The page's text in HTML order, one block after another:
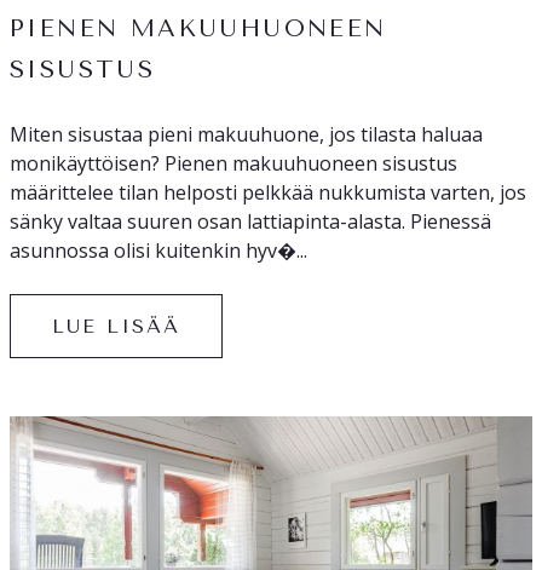
PIENEN MAKUUHUONEEN
SISUSTUS
Miten sisustaa pieni makuuhuone, jos tilasta haluaa
monikäyttöisen? Pienen makuuhuoneen sisustus
määrittelee tilan helposti pelkkää nukkumista varten, jos
sänky valtaa suuren osan lattiapinta-alasta. Pienessä
asunnossa olisi kuitenkin hyv�...
LUE LISÄÄ